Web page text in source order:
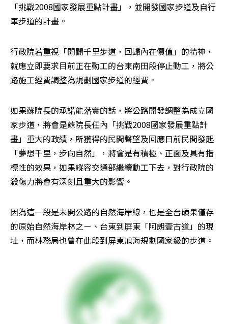
「挑戰2008國家發展重點計畫」，並開發國家步道及自行
車步道的計畫。
行政院若重視「開闢千里步道，回歸內在價值」的精神，
就應立即要求目前正在動工的台東南田段停止動工，將公
路施工經費調整為規劃國家步道的經費。
如果蘇院長的承諾能落實的話，將公路開發調整為成立國
家步道，將會是蘇院長任內「挑戰2008國家發展重點計
畫」重大的政績，所獲得的民間聲望及回應日前民間發起
「夢想千里，步向自然」，將會是有積極、正面及具有指
標性的效果，如果縱容交通部繼續動工下去，對行政院的
殺傷力將會有深刻且重大的影響。
因為這一段是未開公路的自然海岸線，也是全台碩果僅存
的原始自然海岸林之ㄧ、台東到屏東「阿朗壹古道」的現
址，而林務局也曾在此段到屏東旭海規劃國家級的步道。